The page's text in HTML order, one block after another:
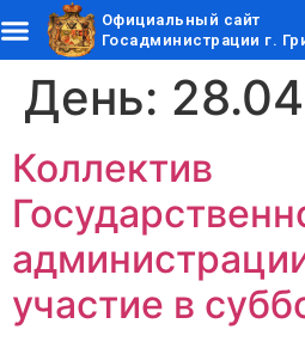
Официальный сайт
Госадминистрации г.
День:
Коллектив
участие в